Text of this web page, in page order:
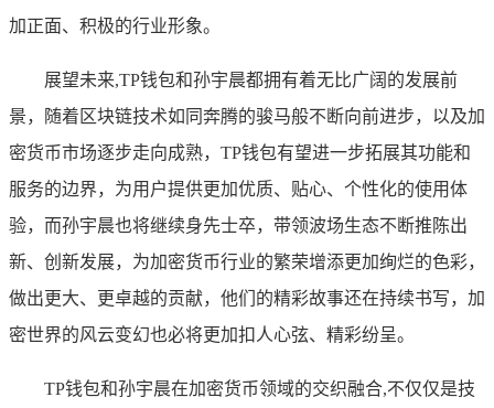
加正面、积极的行业形象。
展望未来,TP钱包和孙宇晨都拥有着无比广阔的发展前
景，随着区块链技术如同奔腾的骏马般不断向前进步，以及加
密货币市场逐步走向成熟，TP钱包有望进一步拓展其功能和
服务的边界，为用户提供更加优质、贴心、个性化的使用体
验，而孙宇晨也将继续身先士卒，带领波场生态不断推陈出
新、创新发展，为加密货币行业的繁荣增添更加绚烂的色彩，
做出更大、更卓越的贡献，他们的精彩故事还在持续书写，加
密世界的风云变幻也必将更加扣人心弦、精彩纷呈。
TP钱包和孙宇晨在加密货币领域的交织融合,不仅仅是技